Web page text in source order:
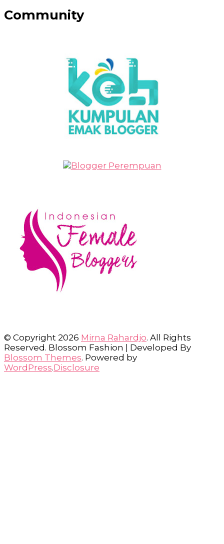
Community
© Copyright 2026 Mirna Rahardjo. All Rights
Reserved. Blossom Fashion | Developed By
Blossom Themes. Powered by
WordPress.Disclosure